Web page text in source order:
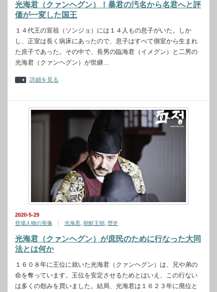
光海君（クァンヘグン）！暴君の汚名から名君へと評
価が一変した国王
１４代王の宣祖（ソンジョ）には１４人もの息子がいた。しか
し、正室は長く病床にあったので、息子はすべて側室から生まれ
た庶子であった。その中で、長男の臨海君（イメグン）と二男の
光海君（クァンヘグン）が世継…
詳細を見る
2020-5-29
登場人物の実像
光海君 朝鮮王朝 歴史
光海君（クァンヘグン）が庶民のために行なった大同
法とは何か
１６０８年に王位に就いた光海君（クァンヘグン）は、兄や弟の
命を奪っています。王位を安定させるためとはいえ、この行ない
は多くの怨みを買いました。結局、光海君は１６２３年に廃位と